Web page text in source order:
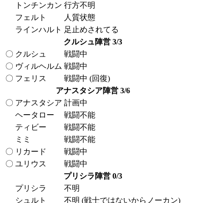
トンチンカン 行方不明
フェルト
人質状態
ラインハルト 足止めされてる
クルシュ陣営 3/3
〇 クルシュ
戦闘中
〇 ヴィルヘルム 戦闘中
〇 フェリス
戦闘中 (回復)
アナスタシア陣営 3/6
〇 アナスタシア 計画中
ヘータロー
戦闘不能
ティビー
戦闘不能
ミミ
戦闘不能
〇 リカード
戦闘中
〇 ユリウス
戦闘中
プリシラ陣営 0/3
プリシラ
不明
シュルト
不明 (戦士ではないからノーカン)